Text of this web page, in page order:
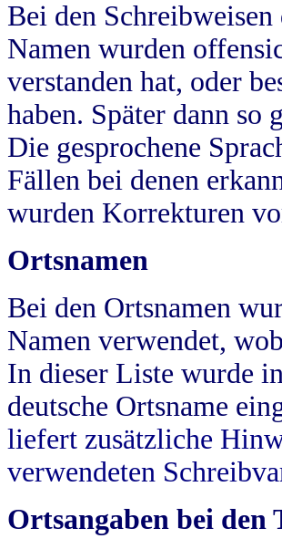
Bei den
Namen wurden
verstanden hat, oder
haben. Später dann so
Die gesprochene
Fällen bei denen
wurden Korrekturen
Ortsnamen
Bei den Ortsnamen
Namen verwendet,
In dieser Liste wurde
deutsche Ortsname
liefert zusätzliche
verwendeten
Ortsangaben bei den